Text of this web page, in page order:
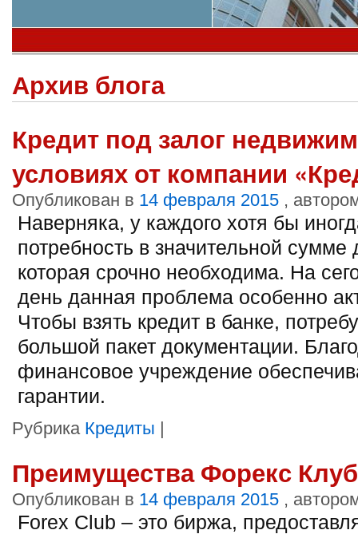
Архив блога
Кредит под залог
условиях от компании
Опубликован в 14 февраля 2015 ,
Наверняка, у каждого хотя бы
потребность в значительной сумме
которая срочно необходима. На
день данная проблема особенно
Чтобы взять кредит в банке,
большой пакет документации.
финансовое учреждение
гарантии.
Рубрика Кредиты |
Преимущества Форекс
Опубликован в 14 февраля 2015 ,
Forex Club – это биржа,